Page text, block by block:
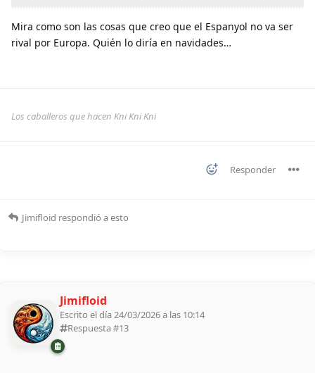
Mira como son las cosas que creo que el Espanyol no va ser
rival por Europa. Quién lo diría en navidades…
Los caballeros que hacen Kni Kni Kni
Responder
Jimifloid respondió a esto
Jimifloid
Escrito el día 24/03/2026 a las 10:14
Respuesta #13